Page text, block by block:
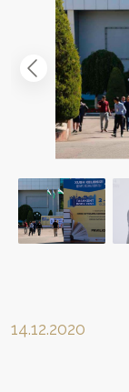
14.12.2020